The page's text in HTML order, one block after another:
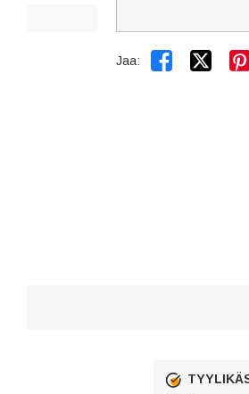
Jaa:  